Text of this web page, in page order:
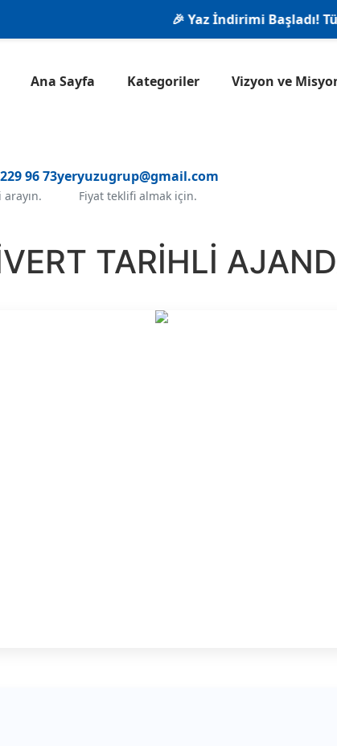
🎉 Yaz İndirimi Başladı!
Ana Sayfa Kategoriler Vizyon ve
96 73
arayın.
yeryuzugrup@gmail.com
Fiyat teklifi almak için.
TARİHLİ